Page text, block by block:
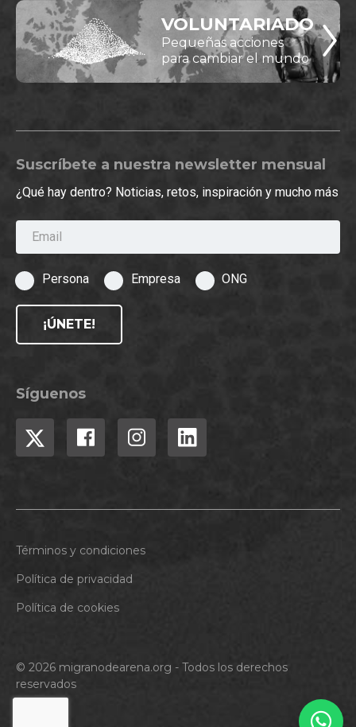
VOLUNTARIADO
Pequeñas acciones
para cambiar el mundo
Suscríbete a nuestra newsletter mensual
¿Qué hay dentro? Noticias, retos, inspiración y mucho más
Email
Persona Empresa ONG
¡ÚNETE!
Síguenos
© 2026 migranodearena.org - Todos los derechos
reservados
Términos y condiciones
Política de privacidad
Política de cookies